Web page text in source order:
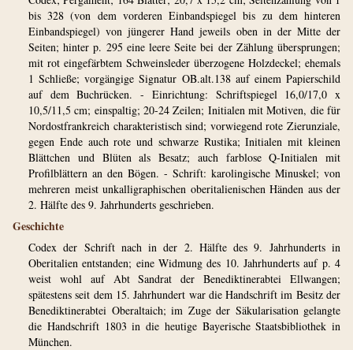
bis 328 (von dem vorderen Einbandspiegel bis zu dem hinteren
Einbandspiegel) von jüngerer Hand jeweils oben in der Mitte der
Seiten; hinter p. 295 eine leere Seite bei der Zählung übersprungen;
mit rot eingefärbtem Schweinsleder überzogene Holzdeckel; ehemals
1 Schließe; vorgängige Signatur OB.alt.138 auf einem Papierschild
auf dem Buchrücken. - Einrichtung: Schriftspiegel 16,0/17,0 x
10,5/11,5 cm; einspaltig; 20-24 Zeilen; Initialen mit Motiven, die für
Nordostfrankreich charakteristisch sind; vorwiegend rote Zierunziale,
gegen Ende auch rote und schwarze Rustika; Initialen mit kleinen
Blättchen und Blüten als Besatz; auch farblose Q-Initialen mit
Profilblättern an den Bögen. - Schrift: karolingische Minuskel; von
mehreren meist unkalligraphischen oberitalienischen Händen aus der
2. Hälfte des 9. Jahrhunderts geschrieben.
Geschichte
Codex der Schrift nach in der 2. Hälfte des 9. Jahrhunderts in
Oberitalien entstanden; eine Widmung des 10. Jahrhunderts auf p. 4
weist wohl auf Abt Sandrat der Benediktinerabtei Ellwangen;
spätestens seit dem 15. Jahrhundert war die Handschrift im Besitz der
Benediktinerabtei Oberaltaich; im Zuge der Säkularisation gelangte
die Handschrift 1803 in die heutige Bayerische Staatsbibliothek in
München.